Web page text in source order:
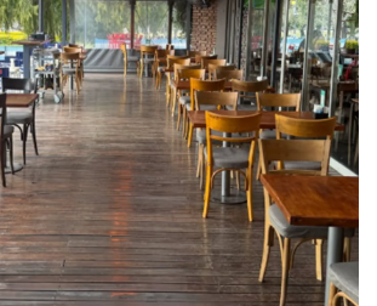
jefe": el conmovedor
de los Messi para